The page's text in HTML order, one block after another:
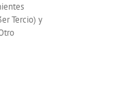
Tercio) y